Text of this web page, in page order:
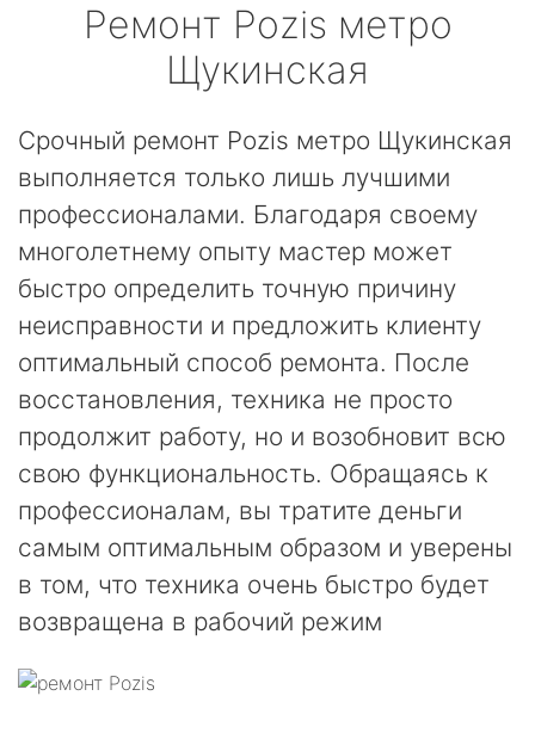
Ремонт Pozis метро
Щукинская
Срочный ремонт Pozis метро Щукинская
выполняется только лишь лучшими
профессионалами. Благодаря своему
многолетнему опыту мастер может
быстро определить точную причину
неисправности и предложить клиенту
оптимальный способ ремонта. После
восстановления, техника не просто
продолжит работу, но и возобновит всю
свою функциональность. Обращаясь к
профессионалам, вы тратите деньги
самым оптимальным образом и уверены
в том, что техника очень быстро будет
возвращена в рабочий режим